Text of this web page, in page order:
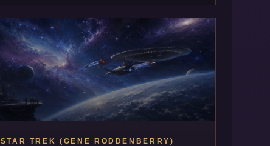
STAR TREK (GENE RODDENBERRY)